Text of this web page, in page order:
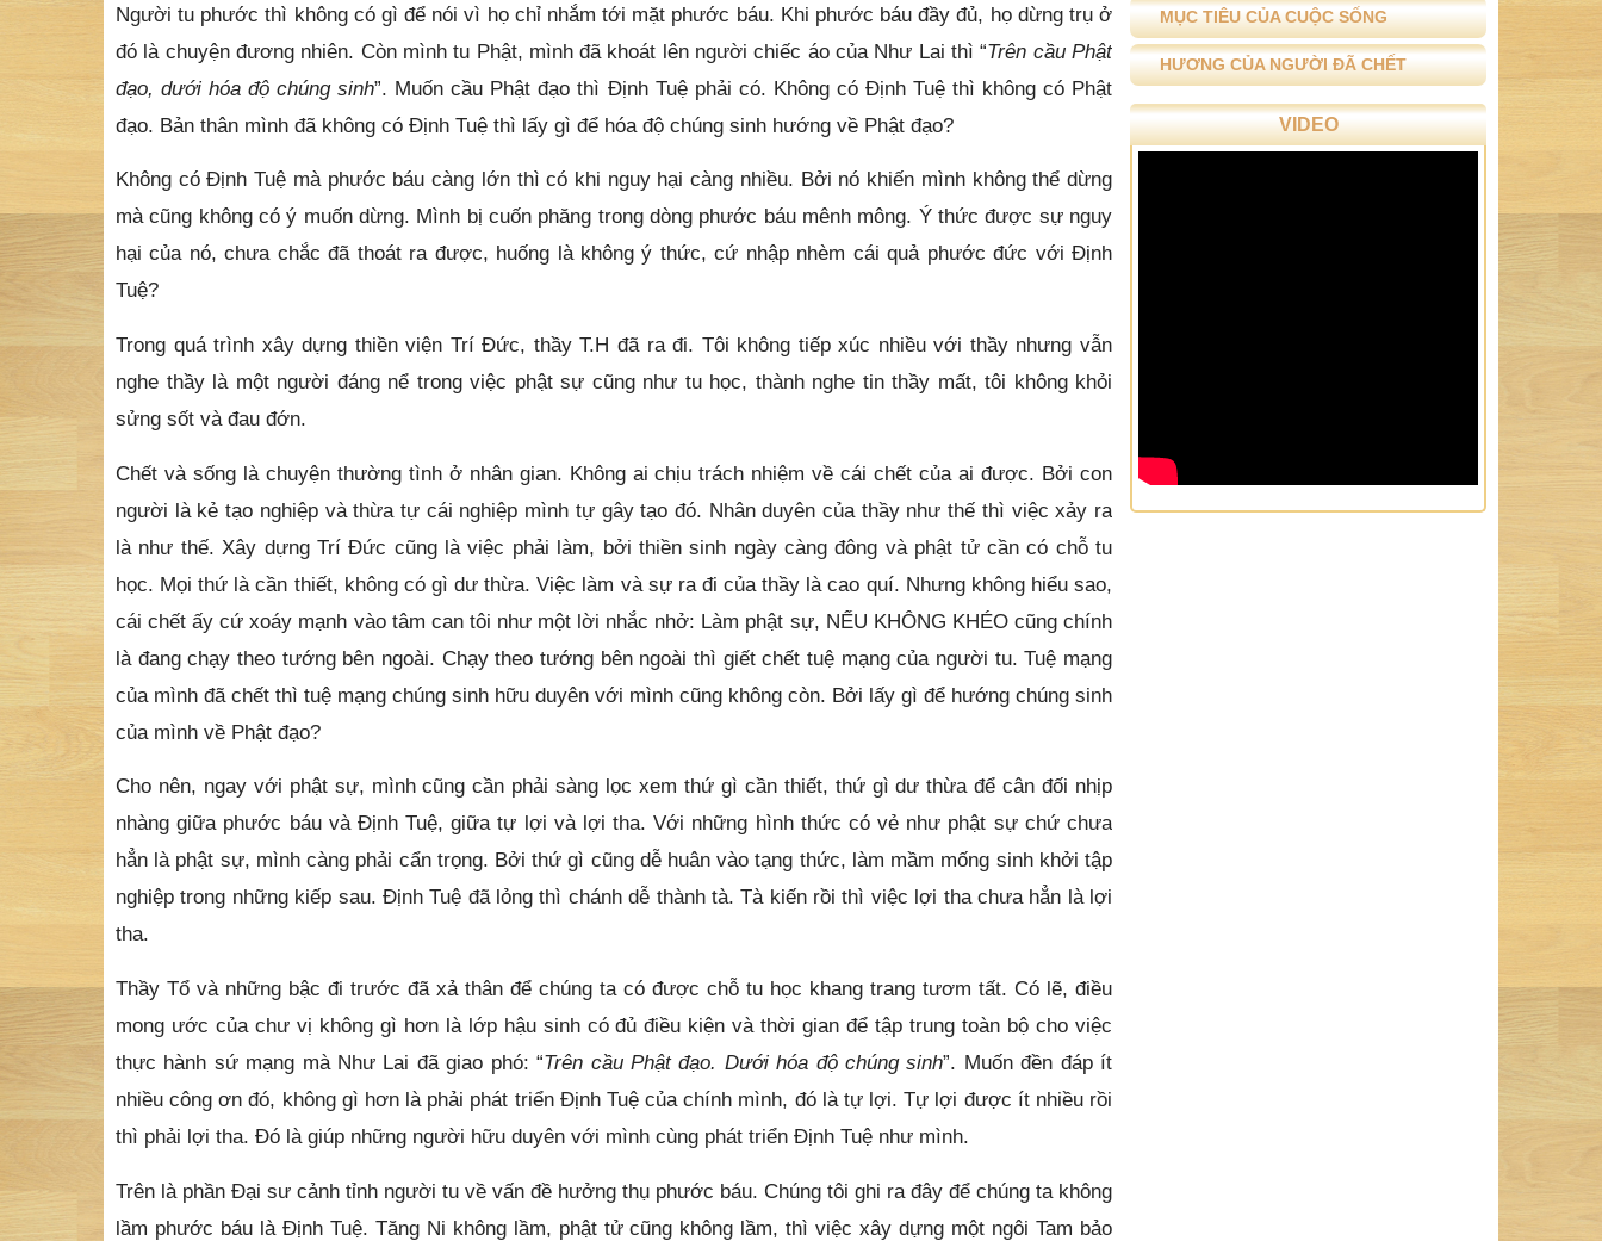
Người tu phước thì không có gì để nói vì họ chỉ nhắm tới mặt phước báu. Khi phước báu đầy đủ, họ dừng trụ ở
đó là chuyện đương nhiên. Còn mình tu Phật, mình đã khoát lên người chiếc áo của Như Lai thì “Trên cầu Phật
đạo, dưới hóa độ chúng sinh”. Muốn cầu Phật đạo thì Định Tuệ phải có. Không có Định Tuệ thì không có Phật
đạo. Bản thân mình đã không có Định Tuệ thì lấy gì để hóa độ chúng sinh hướng về Phật đạo?
Không có Định Tuệ mà phước báu càng lớn thì có khi nguy hại càng nhiều. Bởi nó khiến mình không thể dừng
mà cũng không có ý muốn dừng. Mình bị cuốn phăng trong dòng phước báu mênh mông. Ý thức được sự nguy
hại của nó, chưa chắc đã thoát ra được, huống là không ý thức, cứ nhập nhèm cái quả phước đức với Định
Tuệ?
Trong quá trình xây dựng thiền viện Trí Đức, thầy T.H đã ra đi. Tôi không tiếp xúc nhiều với thầy nhưng vẫn
nghe thầy là một người đáng nể trong việc phật sự cũng như tu học, thành nghe tin thầy mất, tôi không khỏi
sửng sốt và đau đớn.
Chết và sống là chuyện thường tình ở nhân gian. Không ai chịu trách nhiệm về cái chết của ai được. Bởi con
người là kẻ tạo nghiệp và thừa tự cái nghiệp mình tự gây tạo đó. Nhân duyên của thầy như thế thì việc xảy ra
là như thế. Xây dựng Trí Đức cũng là việc phải làm, bởi thiền sinh ngày càng đông và phật tử cần có chỗ tu
học. Mọi thứ là cần thiết, không có gì dư thừa. Việc làm và sự ra đi của thầy là cao quí. Nhưng không hiểu sao,
cái chết ấy cứ xoáy mạnh vào tâm can tôi như một lời nhắc nhở: Làm phật sự, NẾU KHÔNG KHÉO cũng chính
là đang chạy theo tướng bên ngoài. Chạy theo tướng bên ngoài thì giết chết tuệ mạng của người tu. Tuệ mạng
của mình đã chết thì tuệ mạng chúng sinh hữu duyên với mình cũng không còn. Bởi lấy gì để hướng chúng sinh
của mình về Phật đạo?
Cho nên, ngay với phật sự, mình cũng cần phải sàng lọc xem thứ gì cần thiết, thứ gì dư thừa để cân đối nhịp
nhàng giữa phước báu và Định Tuệ, giữa tự lợi và lợi tha. Với những hình thức có vẻ như phật sự chứ chưa
hẳn là phật sự, mình càng phải cẩn trọng. Bởi thứ gì cũng dễ huân vào tạng thức, làm mầm mống sinh khởi tập
nghiệp trong những kiếp sau. Định Tuệ đã lỏng thì chánh dễ thành tà. Tà kiến rồi thì việc lợi tha chưa hẳn là lợi
tha.
Thầy Tổ và những bậc đi trước đã xả thân để chúng ta có được chỗ tu học khang trang tươm tất. Có lẽ, điều
mong ước của chư vị không gì hơn là lớp hậu sinh có đủ điều kiện và thời gian để tập trung toàn bộ cho việc
thực hành sứ mạng mà Như Lai đã giao phó: “Trên cầu Phật đạo. Dưới hóa độ chúng sinh”. Muốn đền đáp ít
nhiều công ơn đó, không gì hơn là phải phát triển Định Tuệ của chính mình, đó là tự lợi. Tự lợi được ít nhiều rồi
thì phải lợi tha. Đó là giúp những người hữu duyên với mình cùng phát triển Định Tuệ như mình.
Trên là phần Đại sư cảnh tỉnh người tu về vấn đề hưởng thụ phước báu. Chúng tôi ghi ra đây để chúng ta không
lầm phước báu là Định Tuệ. Tăng Ni không lầm, phật tử cũng không lầm, thì việc xây dựng một ngôi Tam bảo
MỤC TIÊU CỦA CUỘC SỐNG
HƯƠNG CỦA NGƯỜI ĐÃ CHẾT
VIDEO